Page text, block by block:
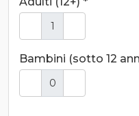
Bambini (sotto 12